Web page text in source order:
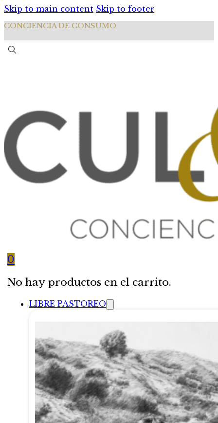
Skip to main content Skip to footer
CONCIENCIA DE CONSUMO
0
No hay productos en el carrito.
LIBRE PASTOREO